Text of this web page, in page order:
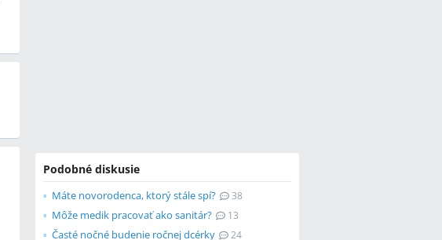
Podobné diskusie
Máte novorodenca, ktorý stále spí? 38
Môže medik pracovať ako sanitár? 13
Časté nočné budenie ročnej dcérky 24